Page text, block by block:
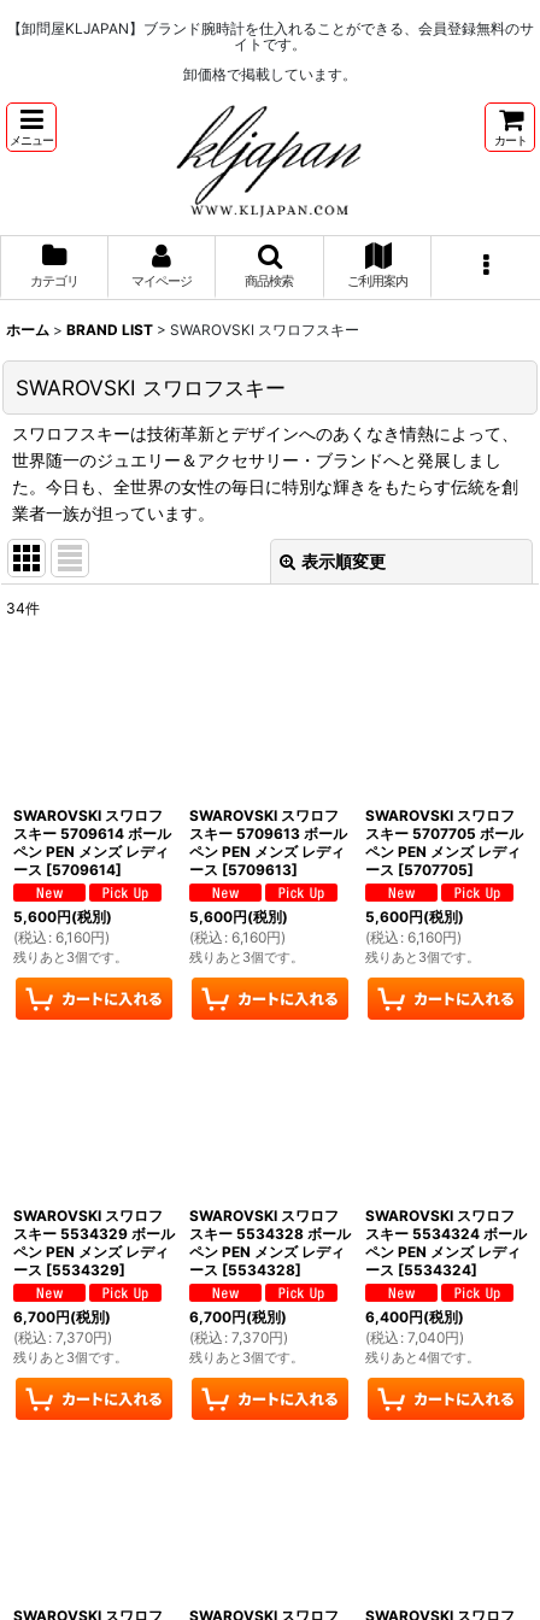
【卸問屋KLJAPAN】ブランド腕時計を仕入れることができる、会員登録無料のサ
イトです。
卸価格で掲載しています。
メニュー カート
カテゴリ マイページ 商品検索 ご利用案内
ホーム > BRAND LIST > SWAROVSKI スワロフスキー
SWAROVSKI スワロフスキー
スワロフスキーは技術革新とデザインへのあくなき情熱によって、
世界随一のジュエリー＆アクセサリー・ブランドへと発展しまし
た。今日も、全世界の女性の毎日に特別な輝きをもたらす伝統を創
業者一族が担っています。
表示順変更
34件
SWAROVSKI スワロフ
スキー 5709614 ボール
ペン PEN メンズ レディ
ース [5709614]
5,600円(税別)
(税込 : 6,160円)
残りあと3個です。
SWAROVSKI スワロフ
スキー 5709613 ボール
ペン PEN メンズ レディ
ース [5709613]
5,600円(税別)
(税込 : 6,160円)
残りあと3個です。
SWAROVSKI スワロフ
スキー 5707705 ボール
ペン PEN メンズ レディ
ース [5707705]
5,600円(税別)
(税込 : 6,160円)
残りあと3個です。
SWAROVSKI スワロフ
スキー 5534329 ボール
ペン PEN メンズ レディ
ース [5534329]
6,700円(税別)
(税込 : 7,370円)
残りあと3個です。
SWAROVSKI スワロフ
スキー 5534328 ボール
ペン PEN メンズ レディ
ース [5534328]
6,700円(税別)
(税込 : 7,370円)
残りあと3個です。
SWAROVSKI スワロフ
スキー 5534324 ボール
ペン PEN メンズ レディ
ース [5534324]
6,400円(税別)
(税込 : 7,040円)
残りあと4個です。
SWAROVSKI スワロフ SWAROVSKI スワロフ SWAROVSKI スワロフ